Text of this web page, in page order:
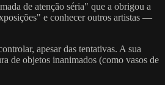
de atenção séria" que a obrigou a
e conhecer outros artistas —
apesar das tentativas. A sua
de objetos inanimados (como vasos de